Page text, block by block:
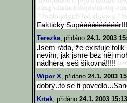
Fakticky Supéééééééééér!!!
Terezka, přidáno 24.1. 2003
Jsem ráda, že existuje
nevim, jak jsme bez něj
nádhera, seš šikovná!!!!!
Wiper-X, přidáno 24.1. 2003
dobrý..to se ti
Krtek, přidáno 24.1. 2003